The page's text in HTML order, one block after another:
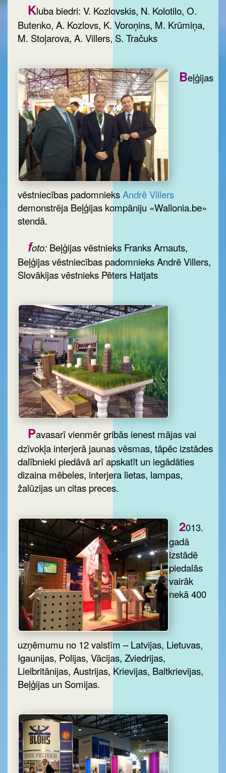
Kluba biedri: V. Kozlovskis, N. Kolotilo, O.
Butenko, A. Kozlovs, K. Voroņins, M. Krūmiņa,
M. Stoļarova, A. Villers, S. Tračuks
Beļģijas
vēstniecības padomnieksAndrē Villers
demonstrēja Beļģijas kompāniju «Wallonia.be»
stendā.
foto: Beļģijas vēstnieks Franks Arnauts,
Beļģijas vēstniecības padomnieks Andrē Villers,
Slovākijas vēstnieks Pēters Hatjats
Pavasarī vienmēr gribās ienest mājas vai
dzīvokļa interjerā jaunas vēsmas, tāpēc izstādes
dalībnieki piedāvā arī apskatīt un iegādāties
dizaina mēbeles, interjera lietas, lampas,
žalūzijas un citas preces.
2013.
gadā
izstādē
piedalās
vairāk
nekā 400
uzņēmumu no 12 valstīm – Latvijas, Lietuvas,
Igaunijas, Polijas, Vācijas, Zviedrijas,
Lielbritānijas, Austrijas, Krievijas, Baltkrievijas,
Beļģijas un Somijas.